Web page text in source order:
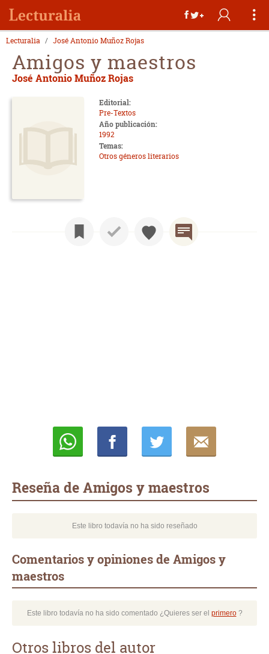
Lecturalia José Antonio Muñoz Rojas
Amigos y maestros
José Antonio Muñoz Rojas
Editorial:
Pre-Textos
Año publicación:
1992
Temas:
Otros géneros literarios
Reseña de Amigos y maestros
Este libro todavía no ha sido reseñado
Comentarios y opiniones de Amigos y
maestros
Este libro todavía no ha sido comentado ¿Quieres ser el primero?
Otros libros del autor